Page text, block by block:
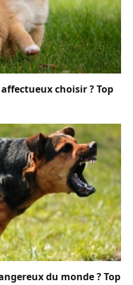
choisir ? Top
du monde ? Top